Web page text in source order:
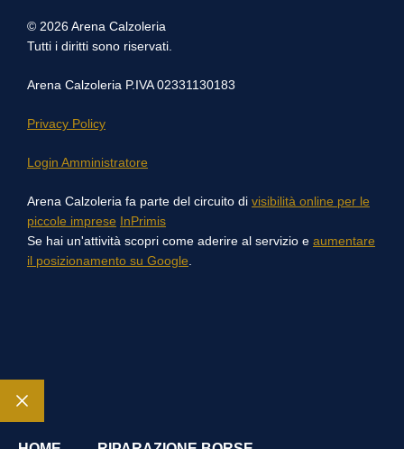
© 2026 Arena Calzoleria
Tutti i diritti sono riservati.
Arena Calzoleria P.IVA 02331130183
Privacy Policy
Login Amministratore
Arena Calzoleria fa parte del circuito di visibilità online per le
piccole imprese InPrimis
Se hai un'attività scopri come aderire al servizio e aumentare
il posizionamento su Google.
Chiudi